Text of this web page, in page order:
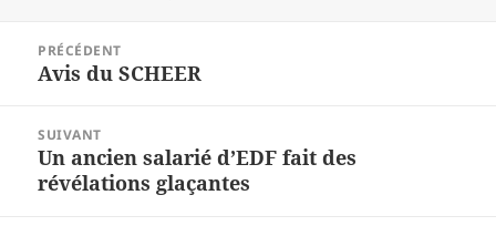
l’article
PRÉCÉDENT
Article
Avis du SCHEER
SUIVANT
Article
suivant :
Un ancien salarié d’EDF fait des
révélations glaçantes